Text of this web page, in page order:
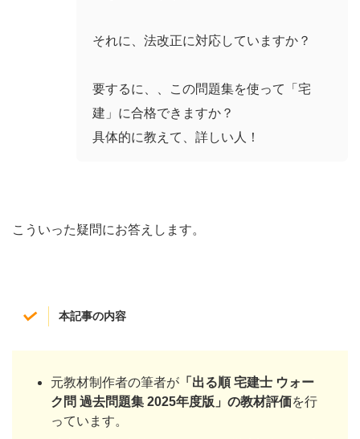
それに、法改正に対応していますか？
要するに、、この問題集を使って「宅
建」に合格できますか？
具体的に教えて、詳しい人！
こういった疑問にお答えします。
本記事の内容
元教材制作者の筆者が 「 出る順 宅建士 ウォー
ク問 過去問題集 2025年度版 」の教材評価を行
っています。